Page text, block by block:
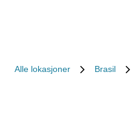
Alle lokasjoner Brasil